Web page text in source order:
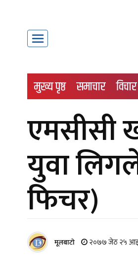
मुख्य पृष्ठ समाचार विचार
एमसीसी
युवा लिगले
फिचर)
मूलबाटाे २०७७ जेठ २५